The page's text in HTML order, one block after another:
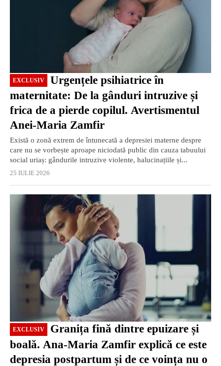
EXCLUSIV
maternitate: De la gânduri intruzive și
frica de a pierde copilul. Avertismentul
Anei-Maria Zamfir
Există o zonă extrem de întunecată a depresiei materne despre
care nu se vorbește aproape niciodată public din cauza tabuului
social uriaș: gândurile intruzive violente, halucinațiile și...
25 IULIE 2026
EXCLUSIV
EXCLUSIV
boală. Ana-Maria Zamfir explică ce este
depresia postpartum și de ce voința nu o